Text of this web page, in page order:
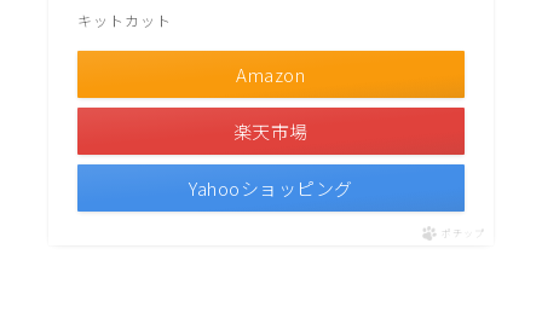
キットカット
Amazon
楽天市場
Yahooショッピング
ポチップ